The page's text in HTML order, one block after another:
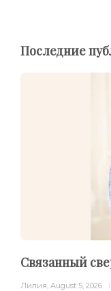
Последние
Связанный
Лилия, August 5, 2026